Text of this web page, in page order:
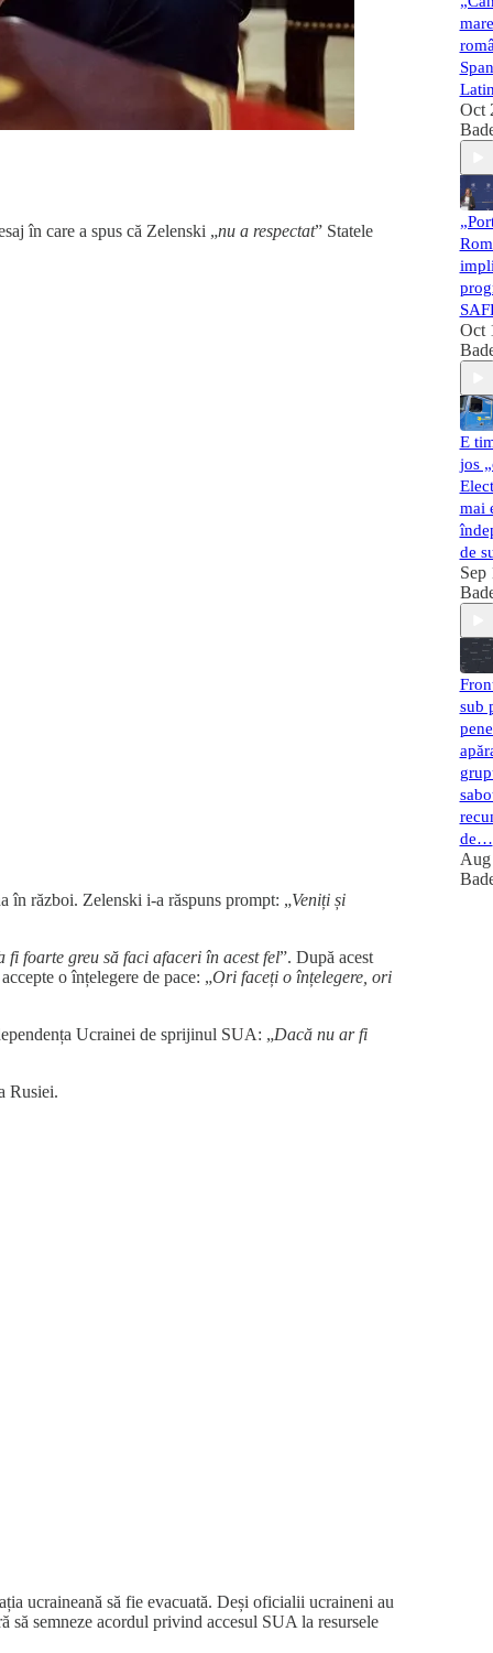
în care a spus că Zelenski „nu a respectat” Statele
în război. Zelenski i-a răspuns prompt: „Veniți și
fi foarte greu să faci afaceri în acest fel”. După acest
o înțelegere de pace: „Ori faceți o înțelegere, ori
Ucrainei de sprijinul SUA: „Dacă nu ar fi
Rusiei.
ucraineană să fie evacuată. Deși oficialii ucraineni au
să semneze acordul privind accesul SUA la resursele
Oct
Oct
E
jos
mai
de
Sep
sub
de…
Aug